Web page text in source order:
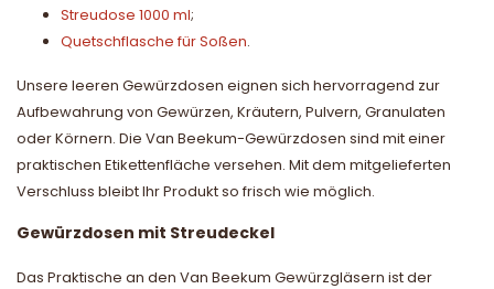
Streudose 1000 ml;
Quetschflasche für Soßen.
Unsere leeren Gewürzdosen eignen sich hervorragend zur
Aufbewahrung von Gewürzen, Kräutern, Pulvern, Granulaten
oder Körnern. Die Van Beekum-Gewürzdosen sind mit einer
praktischen Etikettenfläche versehen. Mit dem mitgelieferten
Verschluss bleibt Ihr Produkt so frisch wie möglich.
Gewürzdosen mit Streudeckel
Das Praktische an den Van Beekum Gewürzgläsern ist der